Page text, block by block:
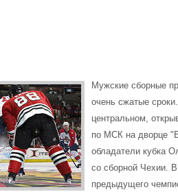
Мужские сборные
очень сжатые
центральном,
по МСК на дворце
обладатели кубка
со сборной Чехии.
предыдущего